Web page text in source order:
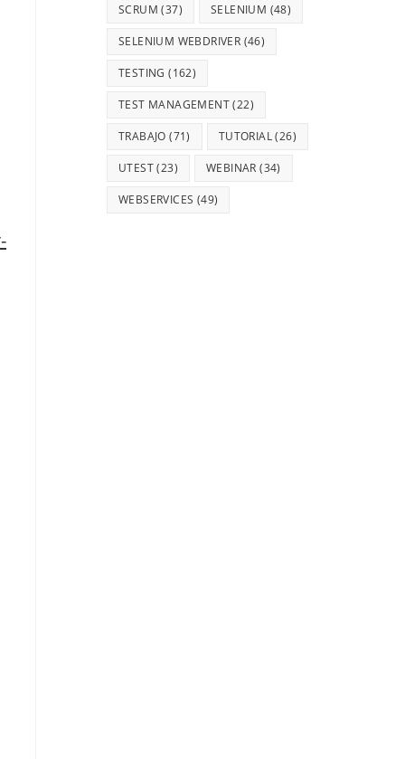
SCRUM (37) SELENIUM (48)
SELENIUM WEBDRIVER (46)
TESTING (162)
TEST MANAGEMENT(22)
TRABAJO (71) TUTORIAL(26)
UTEST(23) WEBINAR (34)
WEBSERVICES (49)